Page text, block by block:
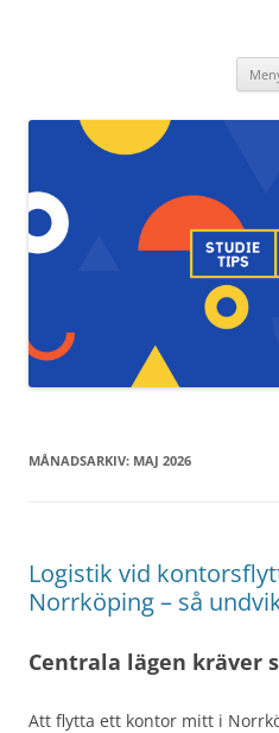
MÅNADSARKIV: MAJ 2026
Logistik vid
Norrköping – så
Centrala lägen kräver
Att flytta ett kontor mitt i